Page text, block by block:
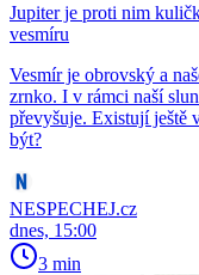
Jupiter je proti nim
vesmíru
Vesmír je obrovský a
zrnko. I v rámci naší
převyšuje. Existují ještě
být?
NESPECHEJ.cz
dnes, 15:00
3 min